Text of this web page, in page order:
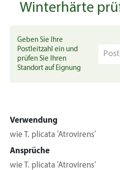
Winterhärte
Geben Sie Ihre
Postleitzahl ein und
prüfen Sie Ihren
Standort auf Eignung
Verwendung
wie T. plicata 'Atrovirens'
Ansprüche
wie T. plicata 'Atrovirens'